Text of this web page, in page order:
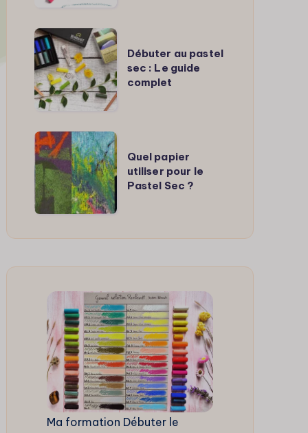
pastels
secs
?
Comparatif
détaillé
Débuter
au
pastel
sec
Le
guide
complet
Débuter au pastel
sec : Le guide
complet
Quel
papier
utiliser
pour
le
Pastel
Quel papier
utiliser pour le
Pastel Sec ?
Ma formation Débuter le